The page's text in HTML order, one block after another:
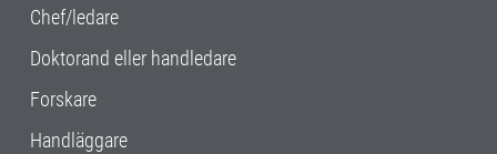
Chef/ledare
Doktorand eller handledare
Forskare
Handläggare